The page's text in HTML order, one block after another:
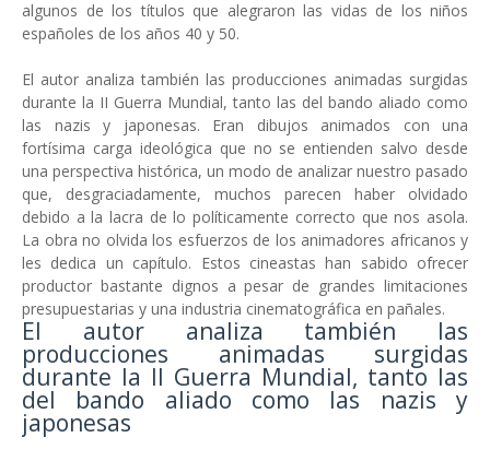
algunos de los títulos que alegraron las vidas de los niños
españoles de los años 40 y 50.
El autor analiza también las producciones animadas surgidas
durante la II Guerra Mundial, tanto las del bando aliado como
las nazis y japonesas. Eran dibujos animados con una
fortísima carga ideológica que no se entienden salvo desde
una perspectiva histórica, un modo de analizar nuestro pasado
que, desgraciadamente, muchos parecen haber olvidado
debido a la lacra de lo políticamente correcto que nos asola.
La obra no olvida los esfuerzos de los animadores africanos y
les dedica un capítulo. Estos cineastas han sabido ofrecer
productor bastante dignos a pesar de grandes limitaciones
presupuestarias y una industria cinematográfica en pañales.
El autor analiza también las
producciones animadas surgidas
durante la II Guerra Mundial, tanto las
del bando aliado como las nazis y
japonesas